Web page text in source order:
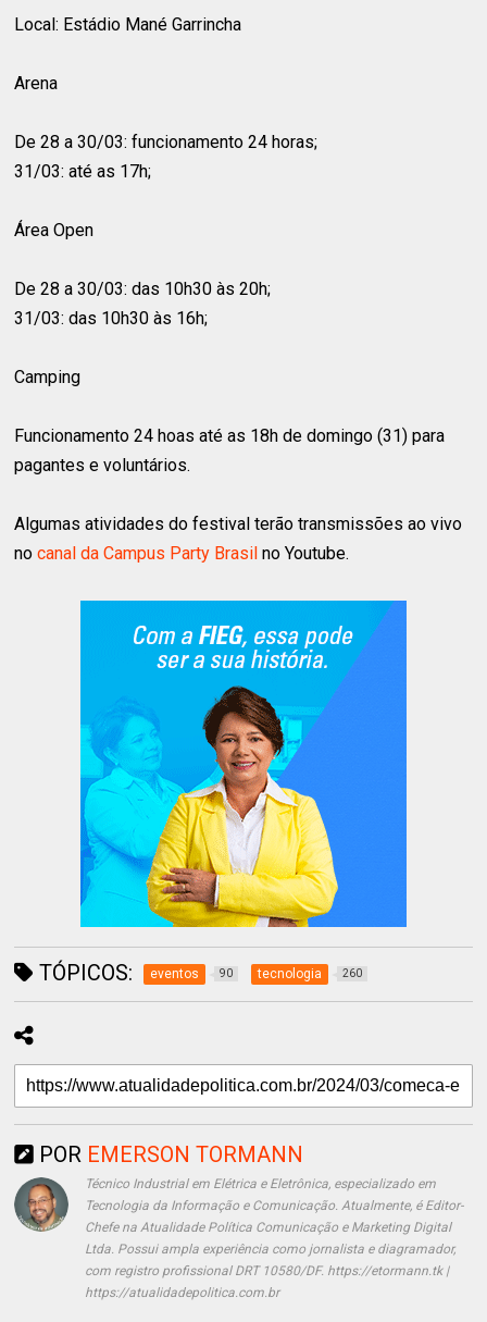
Local: Estádio Mané Garrincha
Arena
De 28 a 30/03: funcionamento 24 horas;
31/03: até as 17h;
Área Open
De 28 a 30/03: das 10h30 às 20h;
31/03: das 10h30 às 16h;
Camping
Funcionamento 24 hoas até as 18h de domingo (31) para
pagantes e voluntários.
Algumas atividades do festival terão transmissões ao vivo
nocanal da Campus Party Brasil no Youtube.
TÓPICOS: eventos 90 tecnologia 260
POR EMERSON TORMANN
Técnico Industrial em Elétrica e Eletrônica, especializado em
Tecnologia da Informação e Comunicação. Atualmente, é Editor-
Chefe na Atualidade Política Comunicação e Marketing Digital
Ltda. Possui ampla experiência como jornalista e diagramador,
com registro profissional DRT 10580/DF. https://etormann.tk |
https://atualidadepolitica.com.br